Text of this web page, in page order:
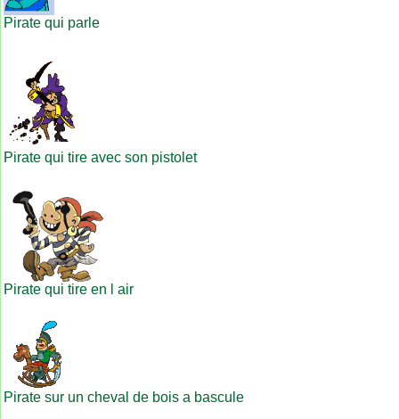
Pirate qui parle
Pirate qui tire avec son pistolet
Pirate qui tire en l air
Pirate sur un cheval de bois a bascule